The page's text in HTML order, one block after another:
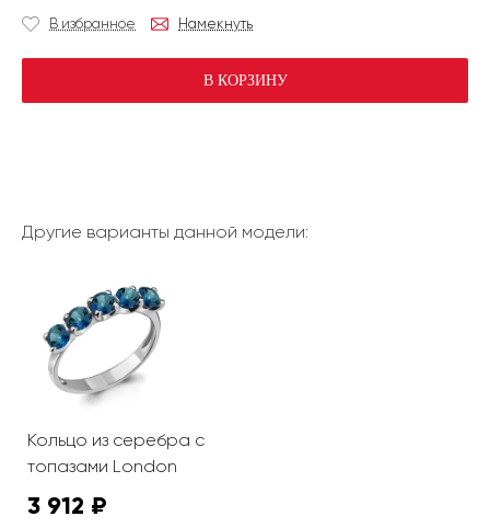
В избранное Намекнуть
В КОРЗИНУ
Другие варианты данной модели:
Кольцо из серебра с
топазами London
3 912 ₽